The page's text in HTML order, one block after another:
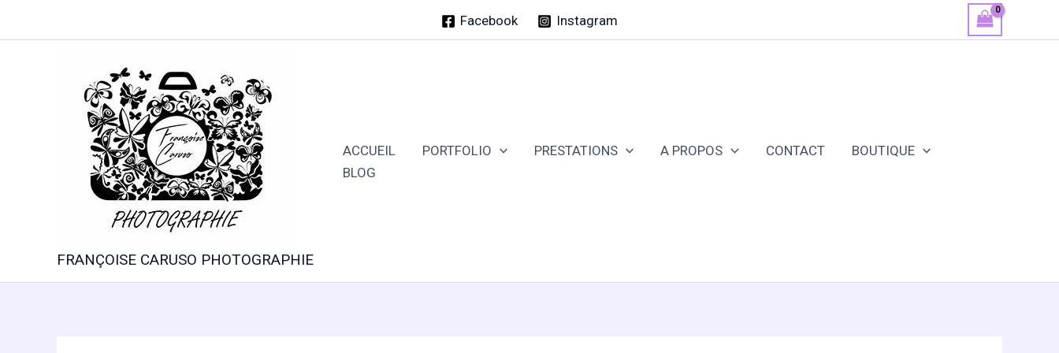
Facebook Instagram
FRANÇOISE CARUSO PHOTOGRAPHIE
ACCUEIL PORTFOLIO PRESTATIONS A PROPOS CONTACT
BOUTIQUE
BLOG